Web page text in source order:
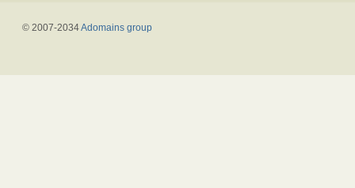
© 2007-2034Adomains group